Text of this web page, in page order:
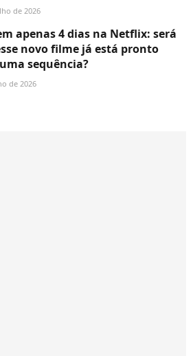
de 2026
apenas 4 dias na Netflix: será
novo filme já está pronto
sequência?
de 2026